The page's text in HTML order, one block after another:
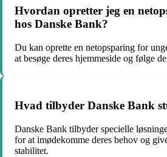
Hvordan opretter jeg en
hos Danske Bank?
Du kan oprette en netopsparing for
at besøge deres hjemmeside og følge
Hvad tilbyder Danske Bank
Danske Bank tilbyder specielle
for at imødekomme deres behov og
stabilitet.